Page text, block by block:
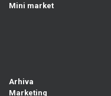
Mini market
Arhiva
Marketing